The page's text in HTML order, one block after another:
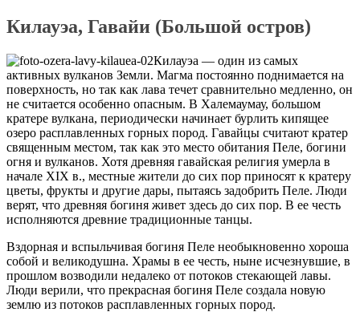
Килауэа, Гавайи (Большой остров)
Килауэа — один из самых
активных вулканов Земли. Магма постоянно поднимается на
поверхность, но так как лава течет сравнительно медленно, он
не считается особенно опасным. В Халемаумау, большом
кратере вулкана, периодически начинает бурлить кипящее
озеро расплавленных горных пород. Гавайцы считают кратер
священным местом, так как это место обитания Пеле, богини
огня и вулканов. Хотя древняя гавайская религия умерла в
начале XIX в., местные жители до сих пор приносят к кратеру
цветы, фрукты и другие дары, пытаясь задобрить Пеле. Люди
верят, что древняя богиня живет здесь до сих пор. В ее честь
исполняются древние традиционные танцы.
Вздорная и вспыльчивая богиня Пеле необыкновенно хороша
собой и великодушна. Храмы в ее честь, ныне исчезнувшие, в
прошлом возводили недалеко от потоков стекающей лавы.
Люди верили, что прекрасная богиня Пеле создала новую
землю из потоков расплавленных горных пород.